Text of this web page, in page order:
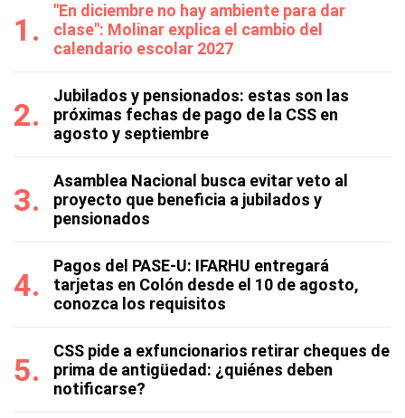
"En diciembre no hay ambiente para dar
clase": Molinar explica el cambio del
calendario escolar 2027
Jubilados y pensionados: estas son las
próximas fechas de pago de la CSS en
agosto y septiembre
Asamblea Nacional busca evitar veto al
proyecto que beneficia a jubilados y
pensionados
Pagos del PASE-U: IFARHU entregará
tarjetas en Colón desde el 10 de agosto,
conozca los requisitos
CSS pide a exfuncionarios retirar cheques de
prima de antigüedad: ¿quiénes deben
notificarse?